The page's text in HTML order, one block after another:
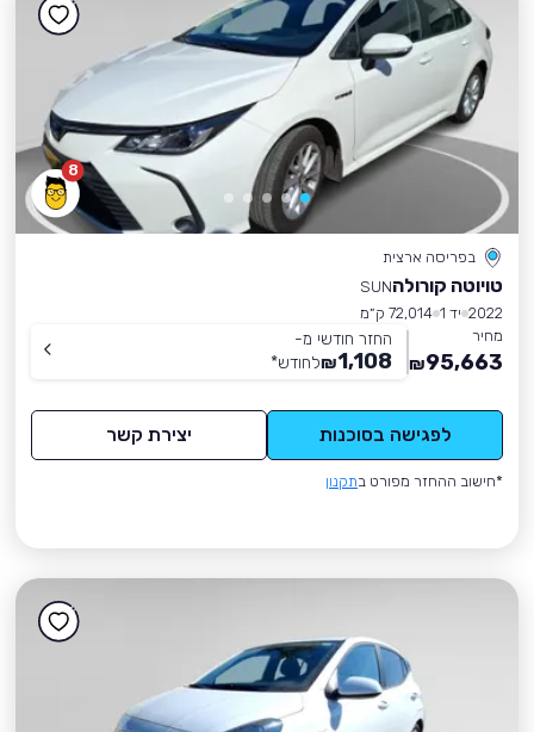
8
בפריסה ארצית
טויוטה קורולהSUN
2022 יד 1
72,014 ק״מ
מחיר
95,663
₪
החזר חודשי מ-
1,108
₪לחודש*
לפגישה בסוכנות יצירת קשר
*חישוב ההחזר מפורט בתקנון